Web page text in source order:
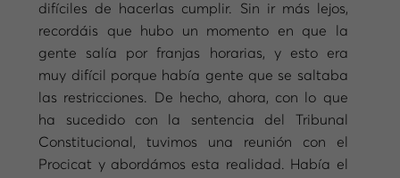
difíciles de hacerlas cumplir. Sin ir más lejos,
recordáis que hubo un momento en que la
gente salía por franjas horarias, y esto era
muy difícil porque había gente que se saltaba
las restricciones. De hecho, ahora, con lo que
ha sucedido con la sentencia del Tribunal
Constitucional, tuvimos una reunión con el
Procicat y abordámos esta realidad. Había el